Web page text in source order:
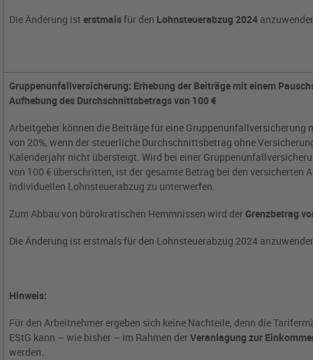
Die Änderung isterstmalsfür den Lohnsteuerabzug 2024
Gruppenunfallversicherung: Erhebung der Beiträge mit einem
Aufhebung des Durchschnittsbetrags von 100 €
Arbeitgeber können die Beiträge für eine Gruppenunfallversicherung
von 20%, wenn der steuerliche Durchschnittsbetrag ohne
Kalenderjahr nicht übersteigt. Wird bei einer
von 100 € überschritten, ist der gesamte Betrag bei den versicherten
individuellen Lohnsteuerabzug zu unterwerfen.
Zum Abbau von bürokratischen Hemmnissen wird der Grenzbetrag
Die Änderung ist erstmals für den Lohnsteuerabzug 2024
Hinweis:
Für den Arbeitnehmer ergeben sich keine Nachteile, denn die
EStG kann – wie bisher – im Rahmen derVeranlagung zur
werden.